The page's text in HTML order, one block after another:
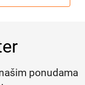
ponudama